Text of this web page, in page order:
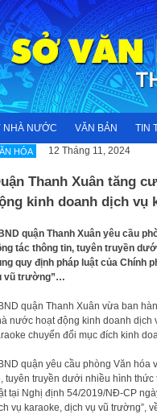
NHÀ NƯỚC VĂN BẢN TIN
HÓA 12 Tháng 11, 2024
Thanh Xuân tăng
kinh doanh dịch vụ
quận Thanh Xuân yêu cầu
tác thông tin, tuyên truyền
quy định pháp luật của Chính
vũ trường”…
quận Thanh Xuân vừa ban
nước hoạt động kinh doanh dịch
chuyển đổi mục đích kinh
quận yêu cầu phòng Văn hóa
tuyên truyền dưới nhiều hình
tại Nghị định 54/2019/NĐ-CP
vụ karaoke, dịch vụ vũ trường”,